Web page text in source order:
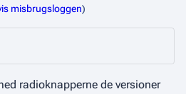
misbrugsloggen)
radioknapperne de versioner